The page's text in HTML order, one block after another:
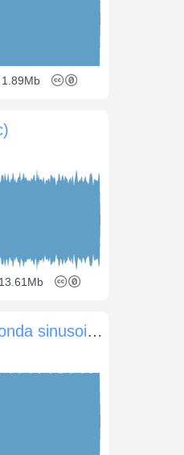
1.89Mb
13.61Mb
Tono de prueba 2000Hz (onda sinusoidal) 0dB (60 seg)